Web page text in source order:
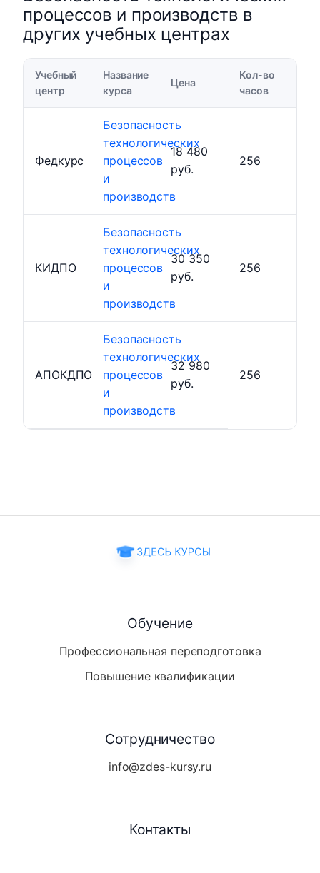
процессов и производств в
других учебных центрах
Учебный
центр
Название
курса
Цена
Кол-во
часов
Федкурс
Безопасность
технологических
процессов
и
производств
18 480
руб.
256
КИДПО
Безопасность
технологических
процессов
и
производств
30 350
руб.
256
АПОКДПО
Безопасность
технологических
процессов
и
производств
32 980
руб.
256
Обучение
Профессиональная переподготовка
Повышение квалификации
Сотрудничество
info@zdes-kursy.ru
Контакты